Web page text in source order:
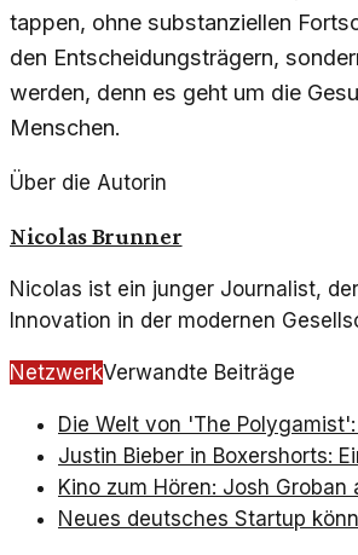
tappen, ohne substanziellen
den Entscheidungsträgern,
werden, denn es geht um die
Menschen.
Über die Autorin
Nicolas Brunner
Nicolas ist ein junger Journalist,
Innovation in der modernen
NetzwerkVerwandte Beiträge
Die Welt von 'The
Justin Bieber in Boxershorts:
Kino zum Hören: Josh
Neues deutsches Startup